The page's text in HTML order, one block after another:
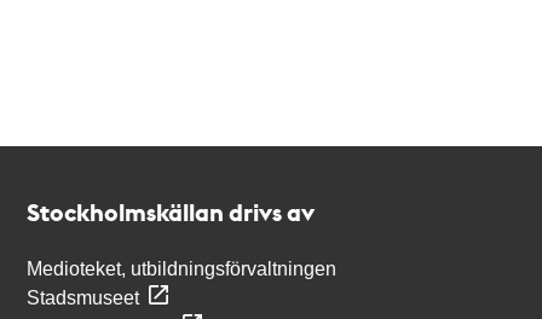
Stockholmskällan drivs av
Medioteket, utbildningsförvaltningen
Stadsmuseet